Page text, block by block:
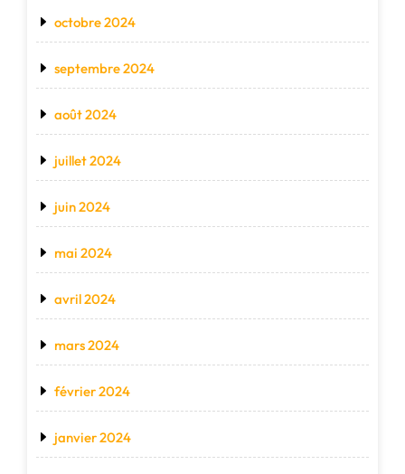
octobre 2024
septembre 2024
août 2024
juillet 2024
juin 2024
mai 2024
avril 2024
mars 2024
février 2024
janvier 2024